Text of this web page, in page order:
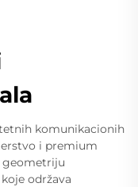
komunikacionih
i premium
geometriju
održava